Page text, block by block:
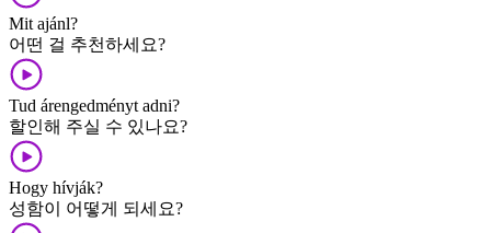
Mit ajánl?
어떤 걸 추천하세요?
Tud árengedményt adni?
할인해 주실 수 있나요?
Hogy hívják?
성함이 어떻게 되세요?